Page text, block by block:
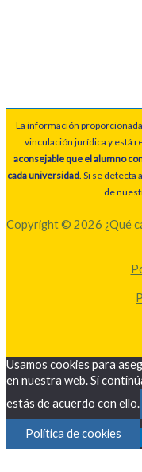
La información
vinculación jurídica y está
aconsejable que el alumno
cada universidad. Si se detecta
de
Copyright © 2026 ¿Qué
Usamos cookies para
en nuestra web. Si
estás de acuerdo con ello.
Política de cookies